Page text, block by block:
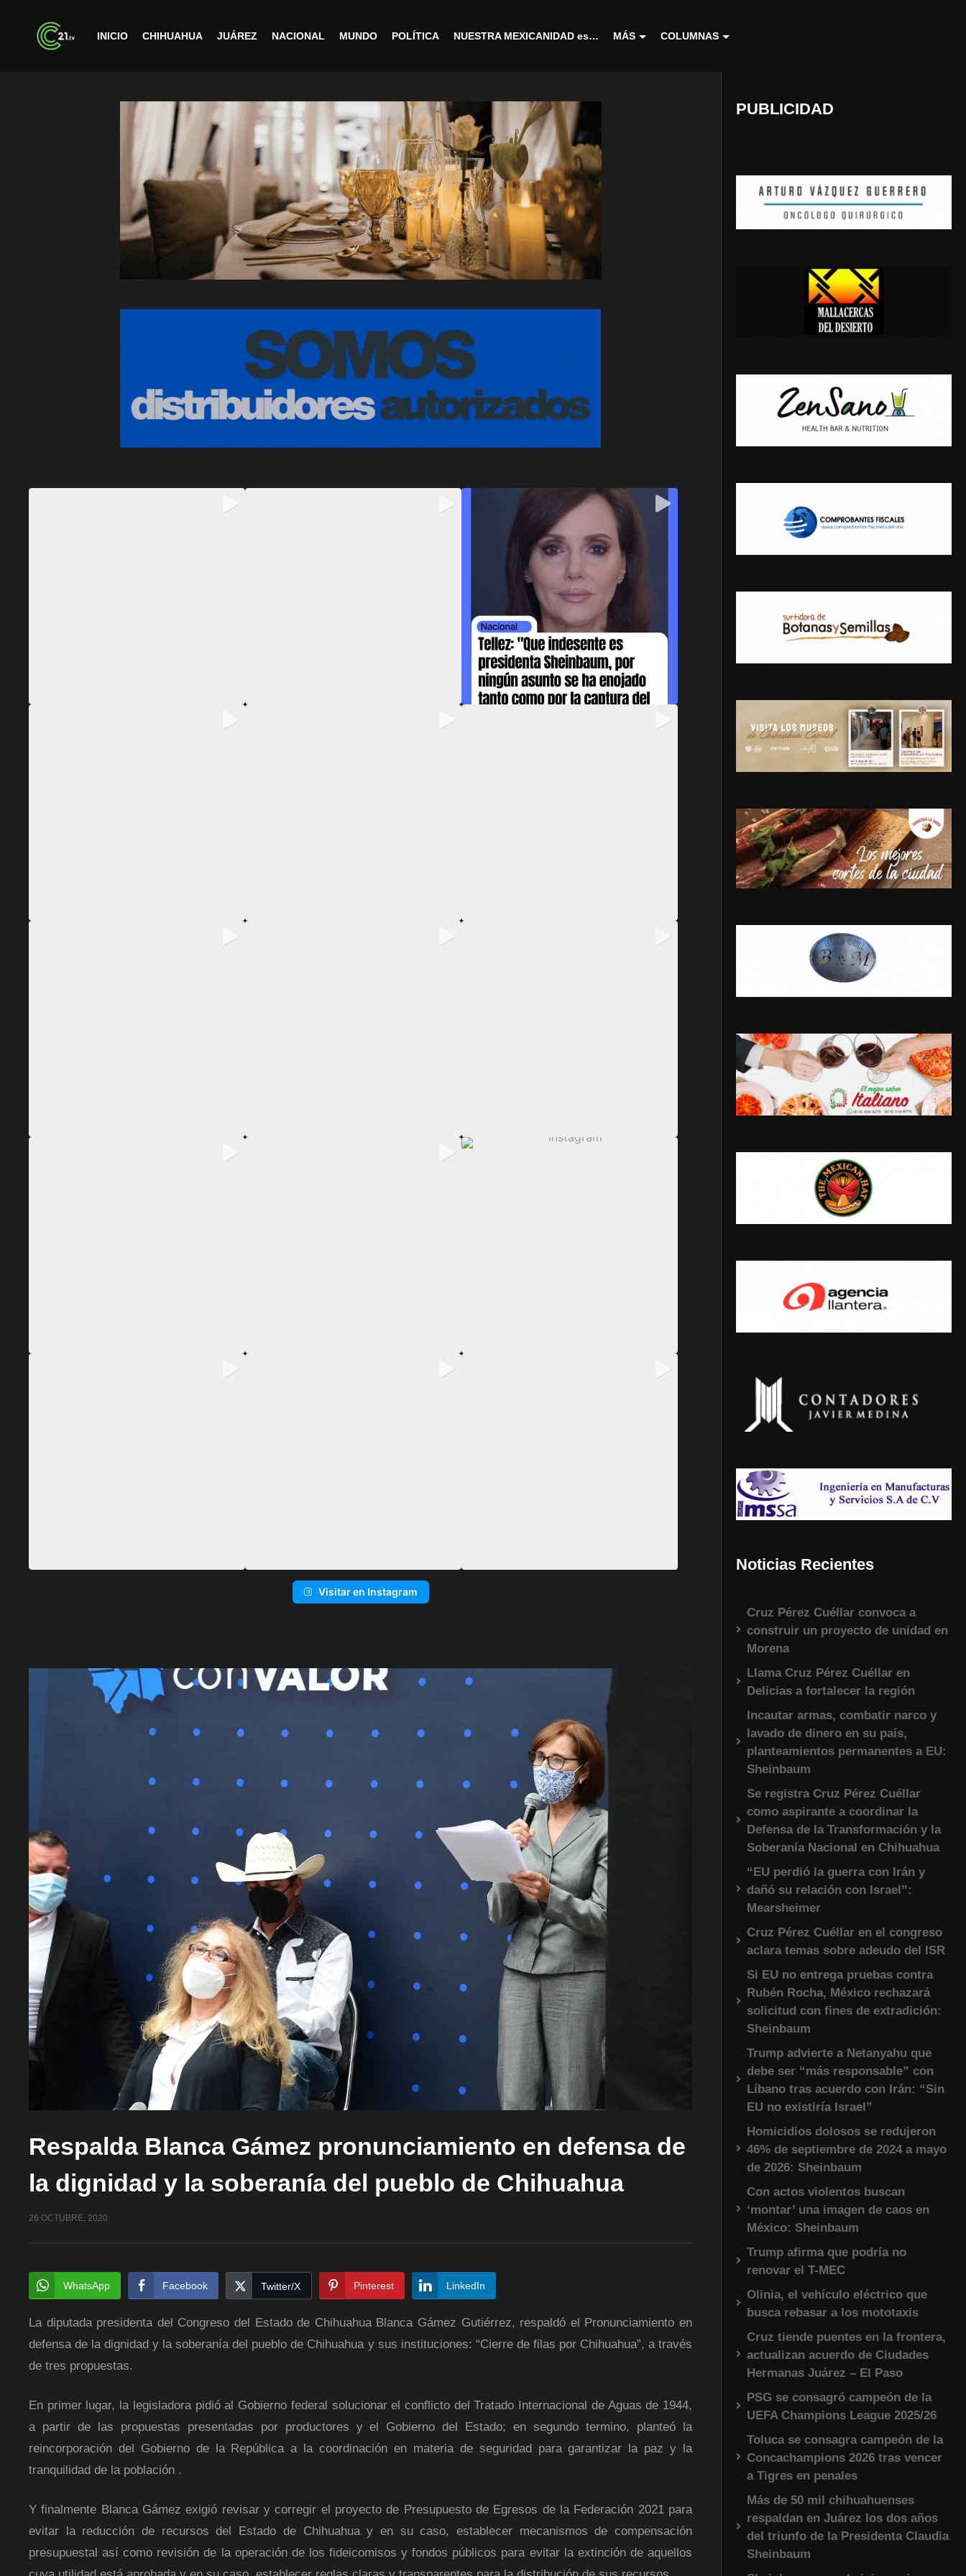
INICIO CHIHUAHUA JUÁREZ NACIONAL MUNDO POLÍTICA NUESTRA MEXICANIDAD es… MÁS COLUMNAS
Visitar en Instagram
Respalda Blanca Gámez pronunciamiento en defensa de
la dignidad y la soberanía del pueblo de Chihuahua
26 OCTUBRE, 2020
WhatsApp Facebook Twitter/X Pinterest LinkedIn
La diputada presidenta del Congreso del Estado de Chihuahua Blanca Gámez Gutiérrez, respaldó el Pronunciamiento en
defensa de la dignidad y la soberanía del pueblo de Chihuahua y sus instituciones: “Cierre de filas por Chihuahua”, a través
de tres propuestas.
En primer lugar, la legisladora pidió al Gobierno federal solucionar el conflicto del Tratado Internacional de Aguas de 1944,
a partir de las propuestas presentadas por productores y el Gobierno del Estado; en segundo termino, planteó la
reincorporación del Gobierno de la República a la coordinación en materia de seguridad para garantizar la paz y la
tranquilidad de la población .
Y finalmente Blanca Gámez exigió revisar y corregir el proyecto de Presupuesto de Egresos de la Federación 2021 para
evitar la reducción de recursos del Estado de Chihuahua y en su caso, establecer mecanismos de compensación
presupuestal así como revisión de la operación de los fideicomisos y fondos públicos para evitar la extinción de aquellos
PUBLICIDAD
Noticias Recientes
Cruz Pérez Cuéllar convoca a
construir un proyecto de unidad en
Morena
Llama Cruz Pérez Cuéllar en
Delicias a fortalecer la región
Incautar armas, combatir narco y
lavado de dinero en su país,
planteamientos permanentes a EU:
Sheinbaum
Se registra Cruz Pérez Cuéllar
como aspirante a coordinar la
Defensa de la Transformación y la
Soberanía Nacional en Chihuahua
“EU perdió la guerra con Irán y
dañó su relación con Israel”:
Mearsheimer
Cruz Pérez Cuéllar en el congreso
aclara temas sobre adeudo del ISR
Si EU no entrega pruebas contra
Rubén Rocha, México rechazará
solicitud con fines de extradición:
Sheinbaum
Trump advierte a Netanyahu que
debe ser “más responsable” con
Líbano tras acuerdo con Irán: “Sin
EU no existiría Israel”
Homicidios dolosos se redujeron
46% de septiembre de 2024 a mayo
de 2026: Sheinbaum
Con actos violentos buscan
‘montar’ una imagen de caos en
México: Sheinbaum
Trump afirma que podría no
renovar el T-MEC
Olinia, el vehículo eléctrico que
busca rebasar a los mototaxis
Cruz tiende puentes en la frontera,
actualizan acuerdo de Ciudades
Hermanas Juárez – El Paso
PSG se consagró campeón de la
UEFA Champions League 2025/26
Toluca se consagra campeón de la
Concachampions 2026 tras vencer
a Tigres en penales
Más de 50 mil chihuahuenses
respaldan en Juárez los dos años
del triunfo de la Presidenta Claudia
Sheinbaum